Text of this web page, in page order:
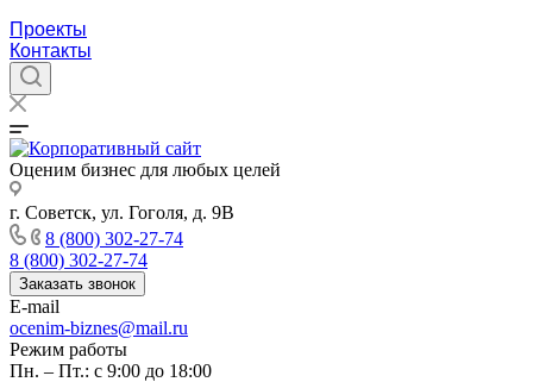
Проекты
Контакты
Оценим бизнес для любых целей
г. Советск, ул. Гоголя, д. 9В
8 (800) 302-27-74
8 (800) 302-27-74
Заказать звонок
E-mail
ocenim-biznes@mail.ru
Режим работы
Пн. – Пт.: с 9:00 до 18:00